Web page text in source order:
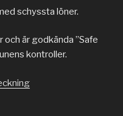
schyssta löner.
är godkända ”Safe
kontroller.